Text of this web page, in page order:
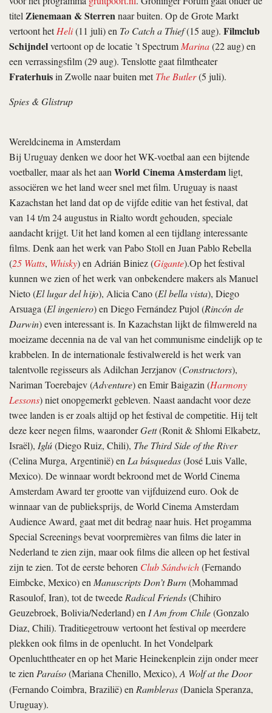
titelZienemaan & Sterrennaar buiten. Op de Grote Markt
vertoont hetHeli(11 juli) en To Catch a Thief(15 aug). Filmclub
Schijndelvertoont op de locatie ’t SpectrumMarina(22 aug) en
een verrassingsfilm (29 aug). Tenslotte gaat filmtheater
Fraterhuisin Zwolle naar buiten metThe Butler(5 juli).
Spies & Glistrup
Wereldcinema in Amsterdam
Bij Uruguay denken we door het WK-voetbal aan een bijtende
voetballer, maar als het aanWorld Cinema Amsterdamligt,
associëren we het land weer snel met film. Uruguay is naast
Kazachstan het land dat op de vijfde editie van het festival, dat
van 14 t/m 24 augustus in Rialto wordt gehouden, speciale
aandacht krijgt. Uit het land komen al een tijdlang interessante
films. Denk aan het werk van Pabo Stoll en Juan Pablo Rebella
(25 Watts, Whisky) en Adrián Biniez (Gigante).Op het festival
kunnen we zien of het werk van onbekendere makers als Manuel
Nieto (El lugar del hijo), Alicia Cano (El bella vista), Diego
Arsuaga (El ingeniero) en Diego Fernández Pujol (Rincón de
Darwin) even interessant is. In Kazachstan lijkt de filmwereld na
moeizame decennia na de val van het communisme eindelijk op te
krabbelen. In de internationale festivalwereld is het werk van
talentvolle regisseurs als Adilchan Jerzjanov (Constructors),
Nariman Toerebajev (Adventure) en Emir Baigazin (Harmony
Lessons) niet onopgemerkt gebleven. Naast aandacht voor deze
twee landen is er zoals altijd op het festival de competitie. Hij telt
deze keer negen films, waaronderGett(Ronit & Shlomi Elkabetz,
Israël), Iglú(Diego Ruiz, Chili), The Third Side of the River
(Celina Murga, Argentinië) enLa búsquedas(José Luis Valle,
Mexico). De winnaar wordt bekroond met de World Cinema
Amsterdam Award ter grootte van vijfduizend euro. Ook de
winnaar van de publieksprijs, de World Cinema Amsterdam
Audience Award, gaat met dit bedrag naar huis. Het progamma
Special Screenings bevat voorpremières van films die later in
Nederland te zien zijn, maar ook films die alleen op het festival
zijn te zien. Tot de eerste behoren Club Sándwich(Fernando
Eimbcke, Mexico) enManuscripts Don’t Burn(Mohammad
Rasoulof, Iran), tot de tweedeRadical Friends(Chihiro
Geuzebroek, Bolivia/Nederland) enI Am from Chile(Gonzalo
Diaz, Chili). Traditiegetrouw vertoont het festival op meerdere
plekken ook films in de openlucht. In het Vondelpark
Openluchttheater en op het Marie Heinekenplein zijn onder meer
te zienParaíso(Mariana Chenillo, Mexico),A Wolf at the Door
(Fernando Coimbra, Brazilië) enRambleras(Daniela Speranza,
Uruguay).